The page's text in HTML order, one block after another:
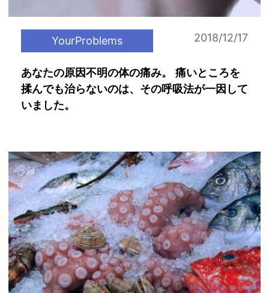
YourProblems 2018/12/17
あなたの原因不明の体の痛み。 痛いところを
揉んでも治らないのは、その呼吸法が一因して
いました。